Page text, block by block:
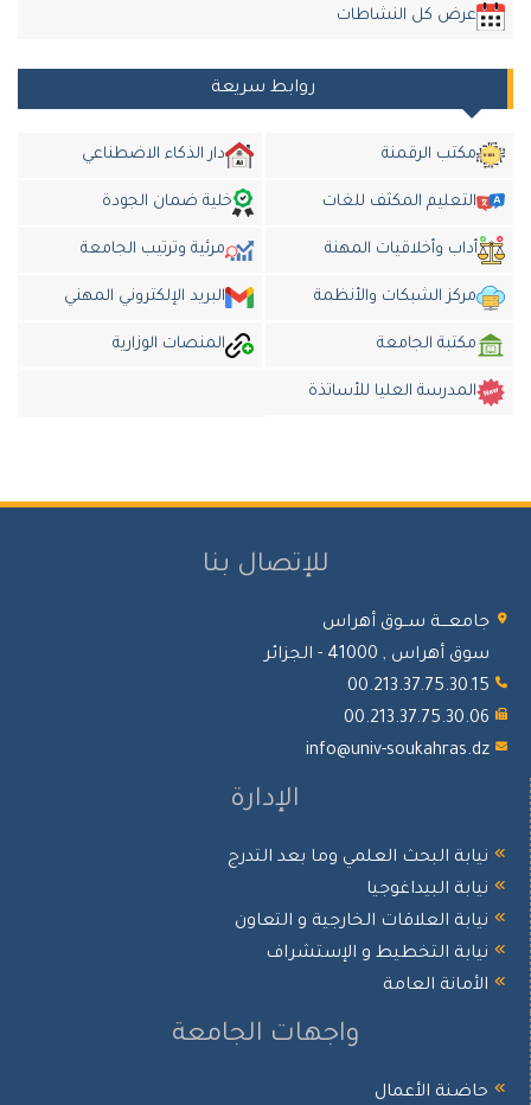
عرض كل النشاطات
روابط سريعة
مكتب الرقمنة دار الذكاء الاضطناعي
التعليم المكثف للغات خلية ضمان الجودة
أداب وأخلاقيات المهنة مرئية وترتيب الجامعة
مركز الشبكات والأنظمة البريد الإلكتروني المهني
مكتبة الجامعة المنصات الوزارية
المدرسة العليا للأساتذة
للإتصال بنا
جامعـــة ســوق أهراس
سوق أهراس , 41000 - الجزائر
00.213.37.75.30.15
00.213.37.75.30.06
info@univ-soukahras.dz
الإدارة
نيابة البحث العلمي وما بعد التدرج
نيابة البيداغوجيا
نيابة العلاقات الخارجية و التعاون
نيابة التخطيط و الإستشراف
الأمانة العامة
واجهات الجامعة
حاضنة الأعمال